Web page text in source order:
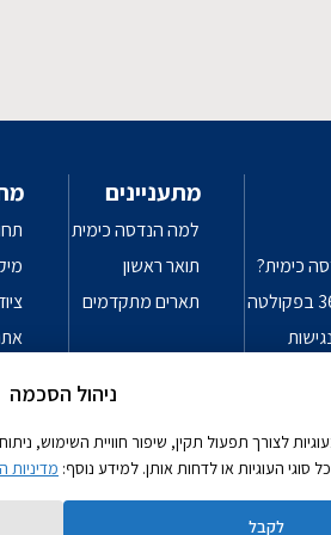
כימית?
מתעניינים
למה הנדסה כימית
תואר ראשון
תארים מתקדמים
ניהול הסכמה
לצורך תפעול תקין, שיפור חוויית השימוש,
העוגיות או לדחות אותן. למידע נוסף: מדיניות
לקבל